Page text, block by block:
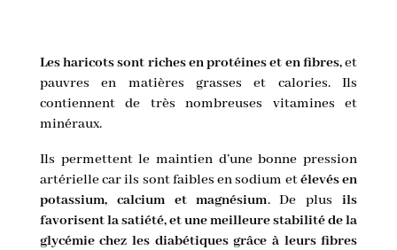
Les haricots sont riches en protéines et en fibres,et
pauvres en matières grasses et calories. Ils
contiennent de très nombreuses vitamines et
minéraux.
Ils permettent le maintien d’une bonne pression
artérielle car ils sont faibles en sodium etélevés en
potassium, calcium et magnésium. De plusils
favorisent la satiété, et une meilleure stabilité de la
glycémie chez les diabétiques grâce à leurs fibres